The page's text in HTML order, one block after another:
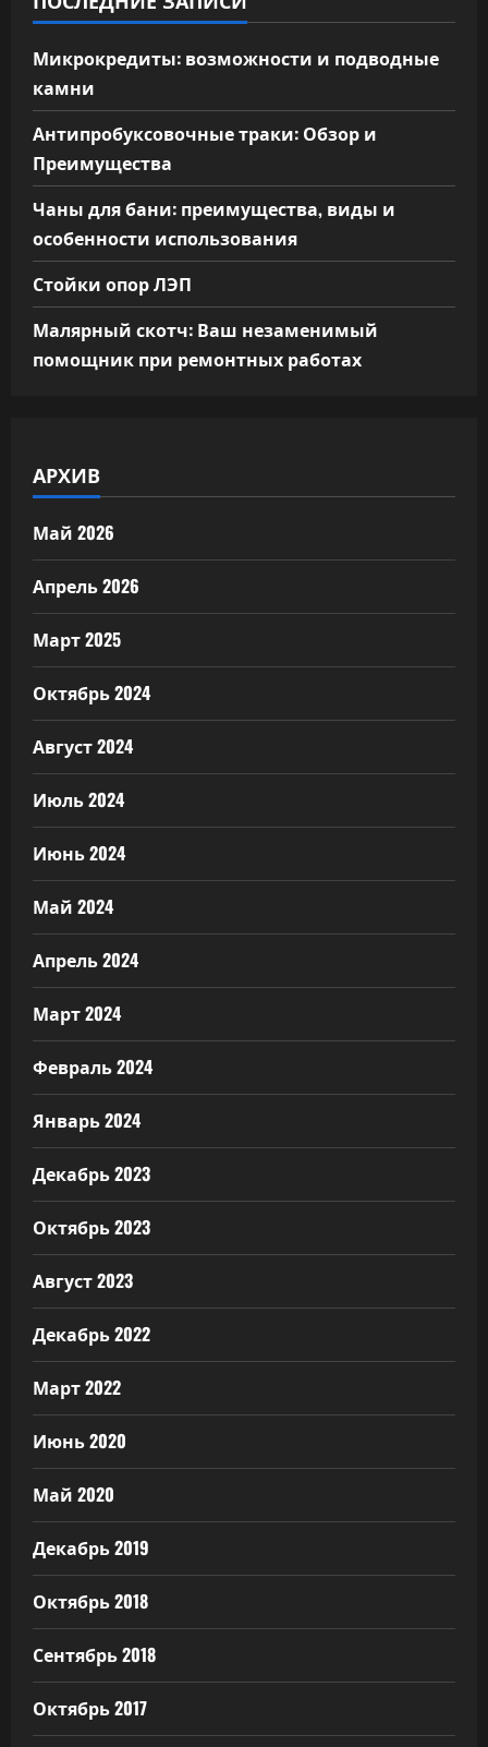
Микрокредиты: возможности и подводные
камни
Антипробуксовочные траки: Обзор и
Преимущества
Чаны для бани: преимущества, виды и
особенности использования
Стойки опор ЛЭП
Малярный скотч: Ваш незаменимый
помощник при ремонтных работах
АРХИВ
Май 2026
Апрель 2026
Март 2025
Октябрь 2024
Август 2024
Июль 2024
Июнь 2024
Май 2024
Апрель 2024
Март 2024
Февраль 2024
Январь 2024
Декабрь 2023
Октябрь 2023
Август 2023
Декабрь 2022
Март 2022
Июнь 2020
Май 2020
Декабрь 2019
Октябрь 2018
Сентябрь 2018
Октябрь 2017